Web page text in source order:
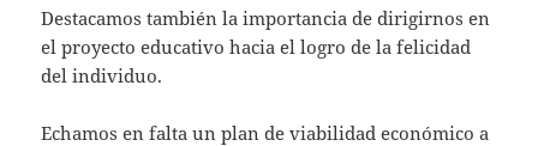
Destacamos también la importancia de dirigirnos en
el proyecto educativo hacia el logro de la felicidad
del individuo.
Echamos en falta un plan de viabilidad económico a